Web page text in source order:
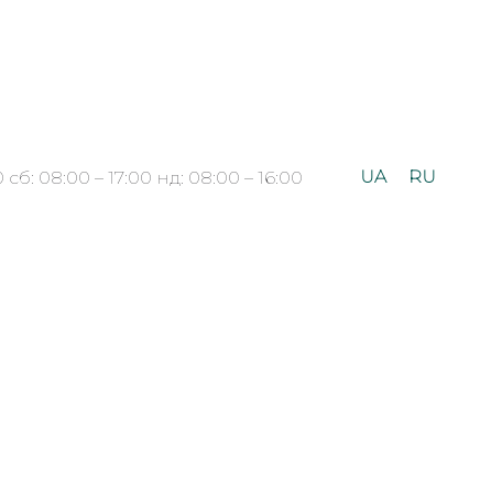
08:00 – 17:00 нд: 08:00 – 16:00 UA RU